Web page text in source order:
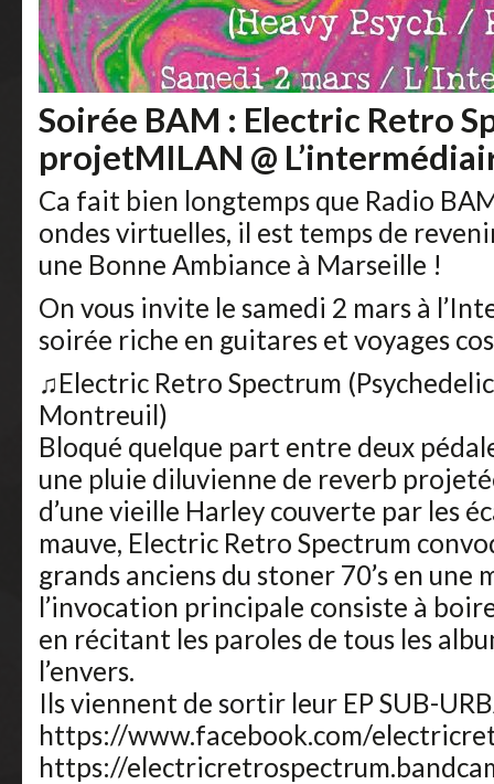
Soirée BAM : Electric Retro
projetMILAN @
Ca fait bien longtemps que Radio
ondes virtuelles, il est temps de
une Bonne Ambiance à Marseille !
On vous invite le samedi 2 mars à
soirée riche en guitares et voyages
♫Electric Retro Spectrum
Montreuil)
Bloqué quelque part entre deux
une pluie diluvienne de reverb
d’une vieille Harley couverte par les
mauve, Electric Retro Spectrum
grands anciens du stoner 70’s en une
l’invocation principale consiste à
en récitant les paroles de tous les
l’envers.
Ils viennent de sortir leur EP SUB-
https://www.facebook.com/
https://